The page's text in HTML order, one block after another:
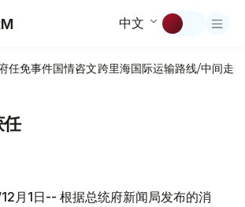
中文
任免事件国情咨文跨里海国际运输路线/中间走廊
月1日-- 根据总统府新闻局发布的消